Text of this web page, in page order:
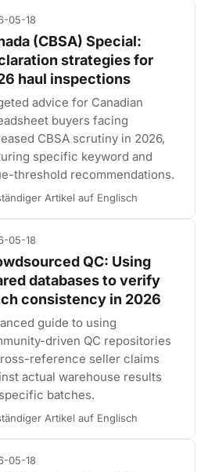
05-18
(CBSA) Special:
strategies for
haul inspections
advice for Canadian
buyers facing
CBSA scrutiny in 2026,
specific keyword and
threshold recommendations.
Artikel auf Englisch
05-18
QC: Using
databases to verify
consistency in 2026
guide to using
driven QC repositories
reference seller claims
actual warehouse results
batches.
Artikel auf Englisch
05-18